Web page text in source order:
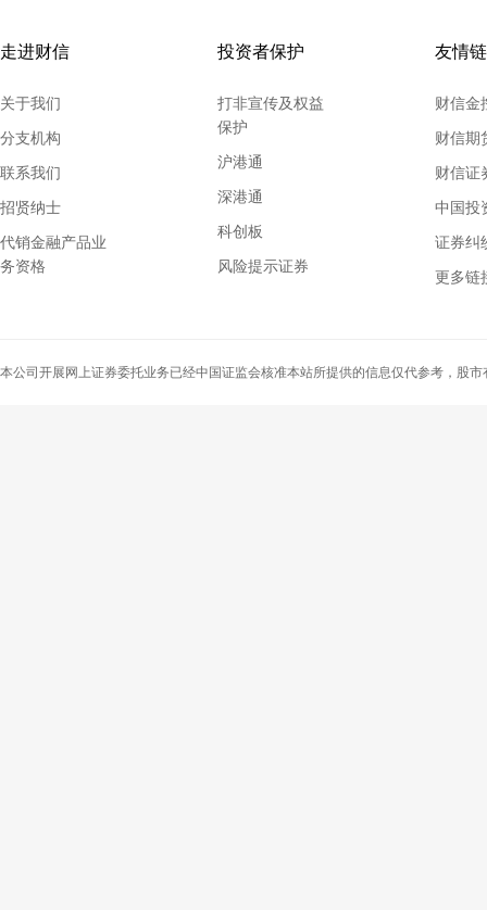
走进财信
关于我们
分支机构
联系我们
招贤纳士
代销金融产品业
务资格
投资者保护
打非宣传及权益
保护
沪港通
深港通
科创板
风险提示证券
友情
财信金
财信期
财信证
中国投
证券纠
更多链
上海证券交易所
本公司开展网上证券委托业务已经中国证监会核准本站所提供的信息仅代参考，股